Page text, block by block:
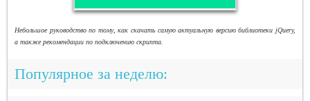
Небольшое руководство по тому, как скачать самую актуальную версию библиотеки jQuery,
а также рекомендации по подключению скрипта.
Популярное за неделю: